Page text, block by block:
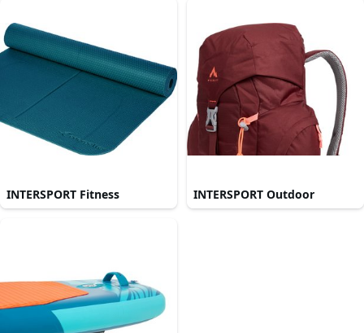
INTERSPORT Fitness INTERSPORT Outdoor